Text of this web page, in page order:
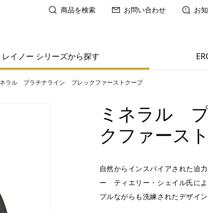
商品を検索 お問い合わせ お
レイノー シリーズから探す
ラル プラチナライン ブレックファーストクープ
ミネラル
クファース
自然からインスパイアされた迫
ー ティエリー・シェイル氏に
プルながらも洗練されたデザイ